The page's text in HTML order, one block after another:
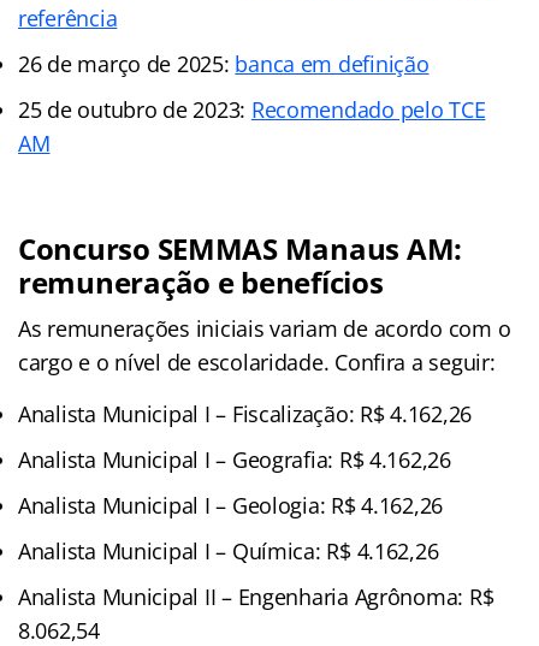
referência
26 de março de 2025: banca em definição
25 de outubro de 2023: Recomendado pelo TCE
AM
Concurso SEMMAS Manaus AM:
remuneração e benefícios
As remunerações iniciais variam de acordo com o
cargo e o nível de escolaridade. Confira a seguir:
Analista Municipal I – Fiscalização: R$ 4.162,26
Analista Municipal I – Geografia: R$ 4.162,26
Analista Municipal I – Geologia: R$ 4.162,26
Analista Municipal I – Química: R$ 4.162,26
Analista Municipal II – Engenharia Agrônoma: R$
8.062,54